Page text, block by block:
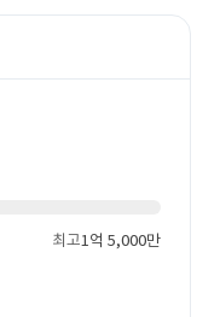
최고1억 5,000만